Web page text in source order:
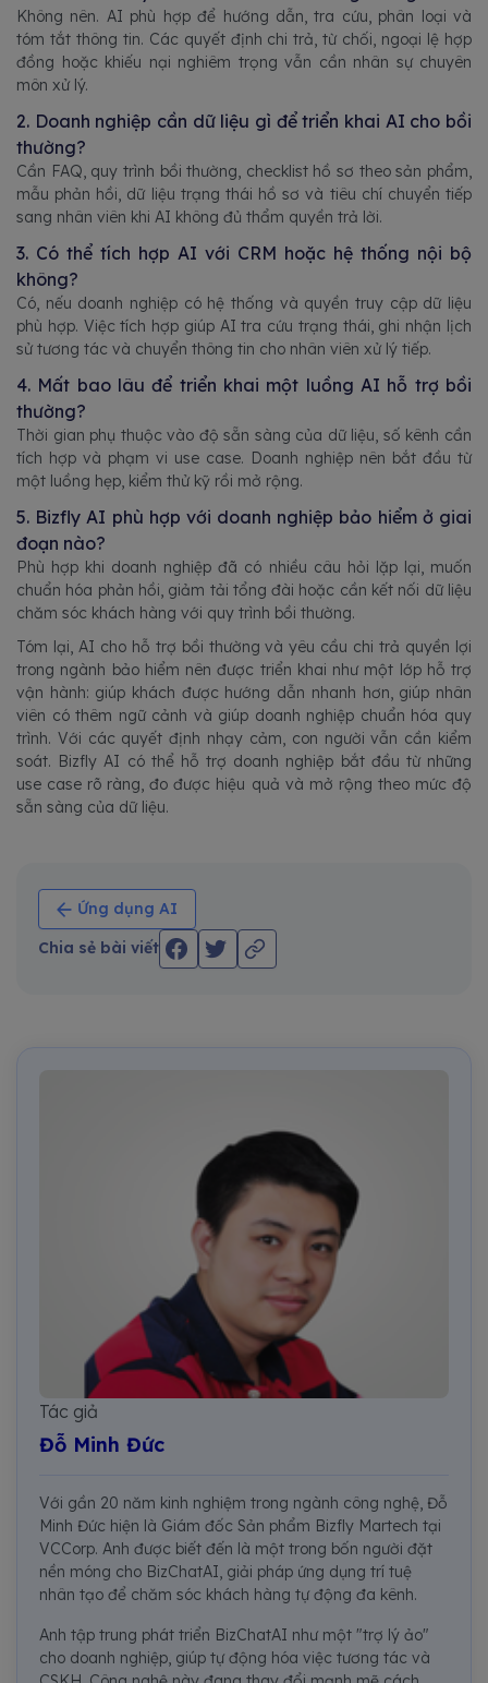
Không nên. AI phù hợp để hướng dẫn, tra cứu, phân loại và
tóm tắt thông tin. Các quyết định chi trả, từ chối, ngoại lệ hợp
đồng hoặc khiếu nại nghiêm trọng vẫn cần nhân sự chuyên
môn xử lý.
2. Doanh nghiệp cần dữ liệu gì để triển khai AI cho bồi
thường?
Cần FAQ, quy trình bồi thường, checklist hồ sơ theo sản phẩm,
mẫu phản hồi, dữ liệu trạng thái hồ sơ và tiêu chí chuyển tiếp
sang nhân viên khi AI không đủ thẩm quyền trả lời.
3. Có thể tích hợp AI với CRM hoặc hệ thống nội bộ
không?
Có, nếu doanh nghiệp có hệ thống và quyền truy cập dữ liệu
phù hợp. Việc tích hợp giúp AI tra cứu trạng thái, ghi nhận lịch
sử tương tác và chuyển thông tin cho nhân viên xử lý tiếp.
4. Mất bao lâu để triển khai một luồng AI hỗ trợ bồi
thường?
Thời gian phụ thuộc vào độ sẵn sàng của dữ liệu, số kênh cần
tích hợp và phạm vi use case. Doanh nghiệp nên bắt đầu từ
một luồng hẹp, kiểm thử kỹ rồi mở rộng.
5. Bizfly AI phù hợp với doanh nghiệp bảo hiểm ở giai
đoạn nào?
Phù hợp khi doanh nghiệp đã có nhiều câu hỏi lặp lại, muốn
chuẩn hóa phản hồi, giảm tải tổng đài hoặc cần kết nối dữ liệu
chăm sóc khách hàng với quy trình bồi thường.
Tóm lại, AI cho hỗ trợ bồi thường và yêu cầu chi trả quyền lợi
trong ngành bảo hiểm nên được triển khai như một lớp hỗ trợ
vận hành: giúp khách được hướng dẫn nhanh hơn, giúp nhân
viên có thêm ngữ cảnh và giúp doanh nghiệp chuẩn hóa quy
trình. Với các quyết định nhạy cảm, con người vẫn cần kiểm
soát. Bizfly AI có thể hỗ trợ doanh nghiệp bắt đầu từ những
use case rõ ràng, đo được hiệu quả và mở rộng theo mức độ
sẵn sàng của dữ liệu.
Ứng dụng AI
Chia sẻ bài viết
Tác giả
Đỗ Minh Đức
Với gần 20 năm kinh nghiệm trong ngành công nghệ, Đỗ
Minh Đức hiện là Giám đốc Sản phẩm Bizfly Martech tại
VCCorp. Anh được biết đến là một trong bốn người đặt
nền móng cho BizChatAI, giải pháp ứng dụng trí tuệ
nhân tạo để chăm sóc khách hàng tự động đa kênh.
Anh tập trung phát triển BizChatAI như một "trợ lý ảo"
cho doanh nghiệp, giúp tự động hóa việc tương tác và